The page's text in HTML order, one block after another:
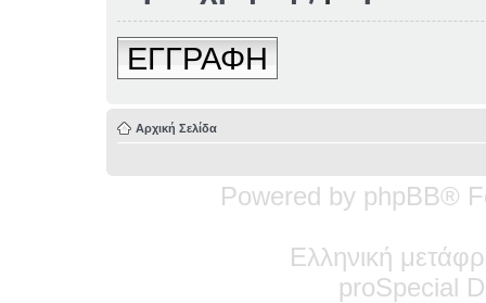
ΕΓΓΡΑΦΗ
Αρχική Σελίδα
Powered by phpBB®
Ελληνική
proSpecial